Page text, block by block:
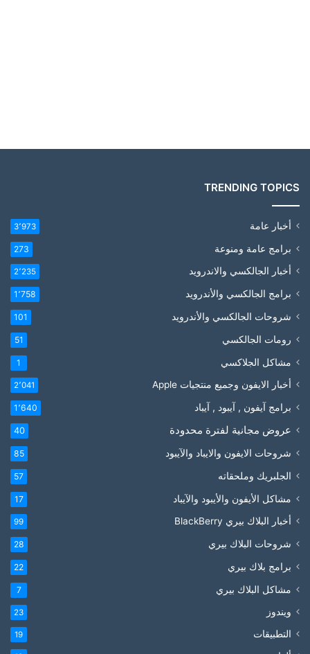
TRENDING TOPICS
أخبار عامة 3٬973
برامج عامة ومنوعة 273
أخبار الجالكسي والاندرويد 2٬235
برامج الجالكسي والأندرويد 1٬758
شروحات الجالكسي والأندرويد 101
رومات الجالكسي 51
مشاكل الجلاكسي 1
أخبار الايفون وجميع منتجيات Apple 2٬041
برامج آيفون , آيبود , آيباد 1٬640
عروض مجانية لفترة محدودة 40
شروحات الايفون والايباد والآيبود 85
الجلبريك وملحقاته 57
مشاكل الأيفون والأيبود والآيباد 17
أخبار البلاك بيري BlackBerry 99
شروحات البلاك بيري 28
برامج بلاك بيري 22
مشاكل البلاك بيري 7
ويندوز 23
التطبيقات 19